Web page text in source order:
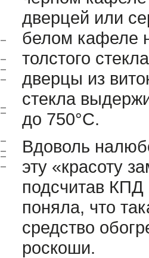
дверцей или
белом кафеле
толстого
дверцы из
стекла
до 750°С.
Вдоволь
эту «красоту
подсчитав
поняла, что
средство
роскоши.